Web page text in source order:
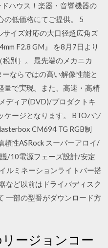
ハウス！楽器・音響機器の
の低価格にてご提供。 5
サイズ対応の大口径超広角ズ
F2.8 GM』 を8月7日より
別）。 最先端のメカニカ
ならではの高い解像性能と
量で実現。また、高速・高精
ディア(DVD)/プロダクトキ
ケージとなります。 BTOパソ
CM694 TG RGB制
頼性ASRock スーパーアロイ/
/10電源フェーズ設計/安定
ルミネーションライトバー搭
など以前はドライバディスク
一部の型番がダウンロード方
ージョンコー